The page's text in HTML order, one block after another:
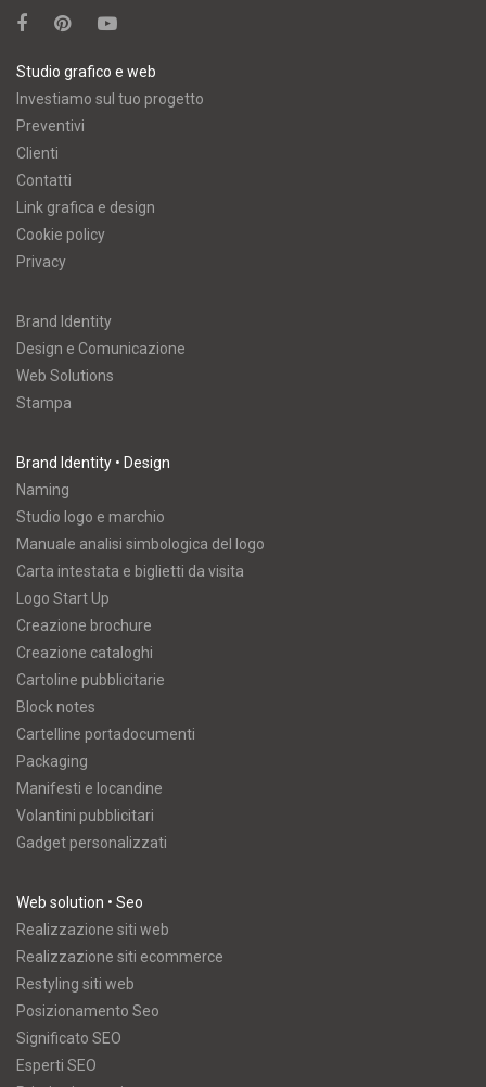
Studio grafico e web
Investiamo sul tuo progetto
Preventivi
Clienti
Contatti
Link grafica e design
Cookie policy
Privacy
Brand Identity
Design e Comunicazione
Web Solutions
Stampa
Brand Identity • Design
Naming
Studio logo e marchio
Manuale analisi simbologica del logo
Carta intestata e biglietti da visita
Logo Start Up
Creazione brochure
Creazione cataloghi
Cartoline pubblicitarie
Block notes
Cartelline portadocumenti
Packaging
Manifesti e locandine
Volantini pubblicitari
Gadget personalizzati
Web solution • Seo
Realizzazione siti web
Realizzazione siti ecommerce
Restyling siti web
Posizionamento Seo
Significato SEO
Esperti SEO